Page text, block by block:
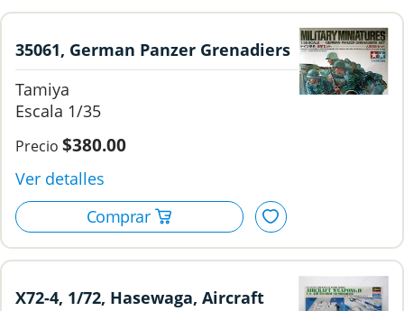
35061, German Panzer Grenadiers
Set, 1/35, Tamiya
Tamiya
1/35
$380.00
X72-4, 1/72, Hasewaga, Aircraft